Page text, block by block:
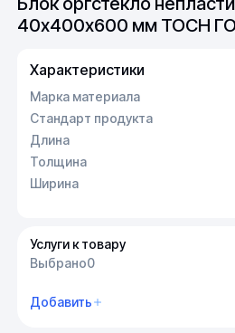
40х400х600 мм ТОСН
Характеристики
Марка материала
Стандарт продукта
Длина
Толщина
Ширина
Услуги к товару
Выбрано0
Добавить